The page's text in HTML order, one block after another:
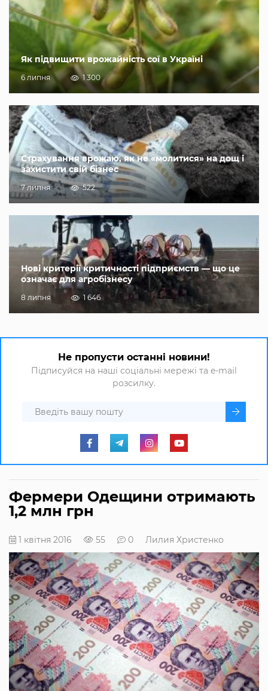
Як підвищити врожайність сої в Україні
6 липня 1 300
Страхування врожаю, як не «молитися» на дощ і
захистити свій бізнес
7 липня 522
Нові критерії критичності підприємств — що це
означає для агробізнесу
8 липня 1 646
Не пропусти останні новини!
Підписуйся на наші соціальні мережі та e-mail
розсилку.
Фермери Одещини отримають
1,2 млн грн
1 квітня 2016 55 0 Лилия Христенко